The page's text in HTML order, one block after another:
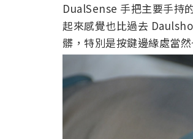
DualSense 手把主要手持
起來感覺也比過去
髒，特別是按鍵邊緣處當